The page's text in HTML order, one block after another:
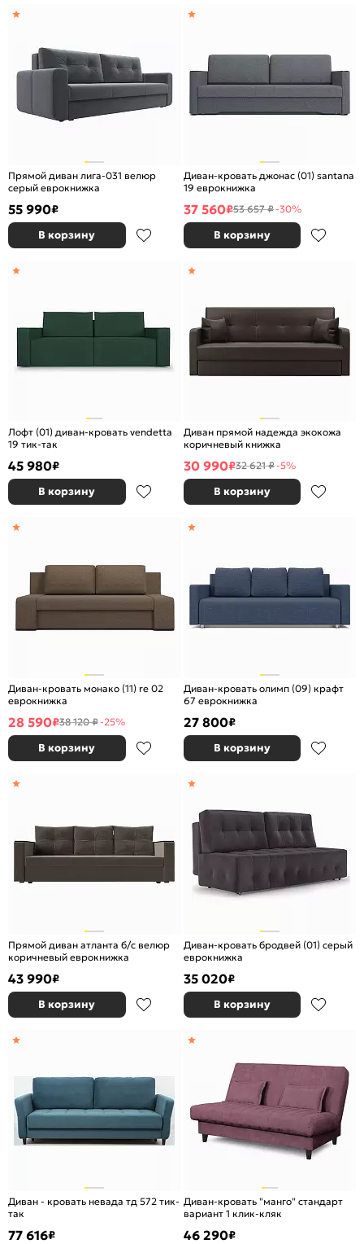
Прямой диван лига-031 велюр
серый еврокнижка
55 990₽
В корзину
Диван-кровать джонас (01) santana
19 еврокнижка
37 560₽53 657 ₽-30%
В корзину
Лофт (01) диван-кровать vendetta
19 тик-так
45 980₽
В корзину
Диван прямой надежда экокожа
коричневый книжка
30 990₽32 621 ₽-5%
В корзину
Диван-кровать монако (11) re 02
еврокнижка
28 590₽38 120 ₽-25%
В корзину
Диван-кровать олимп (09) крафт
67 еврокнижка
27 800₽
В корзину
Прямой диван атланта б/с велюр
коричневый еврокнижка
43 990₽
В корзину
Диван-кровать бродвей (01) серый
еврокнижка
35 020₽
В корзину
Диван - кровать невада тд 572 тик-
так
77 616₽
Диван-кровать "манго" стандарт
вариант 1 клик-кляк
46 290₽